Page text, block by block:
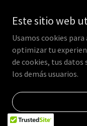
Este sitio web
Usamos cookies
optimizar tu
de cookies, tus datos
los demás usuarios.